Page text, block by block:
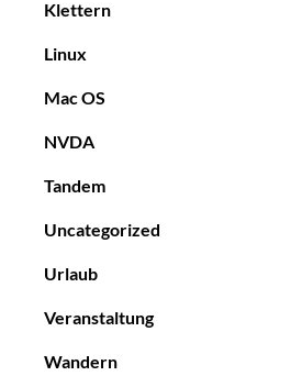
Klettern
Linux
Mac OS
NVDA
Tandem
Uncategorized
Urlaub
Veranstaltung
Wandern